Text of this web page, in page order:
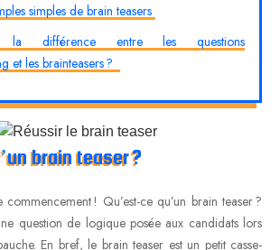
simples de brain teasers
différence entre les questions
et les brainteasers ?
brain teaser ?
! Qu’est-ce qu’un brain teaser ?
question de logique posée aux candidats lors
En bref, le brain teaser est un petit casse-